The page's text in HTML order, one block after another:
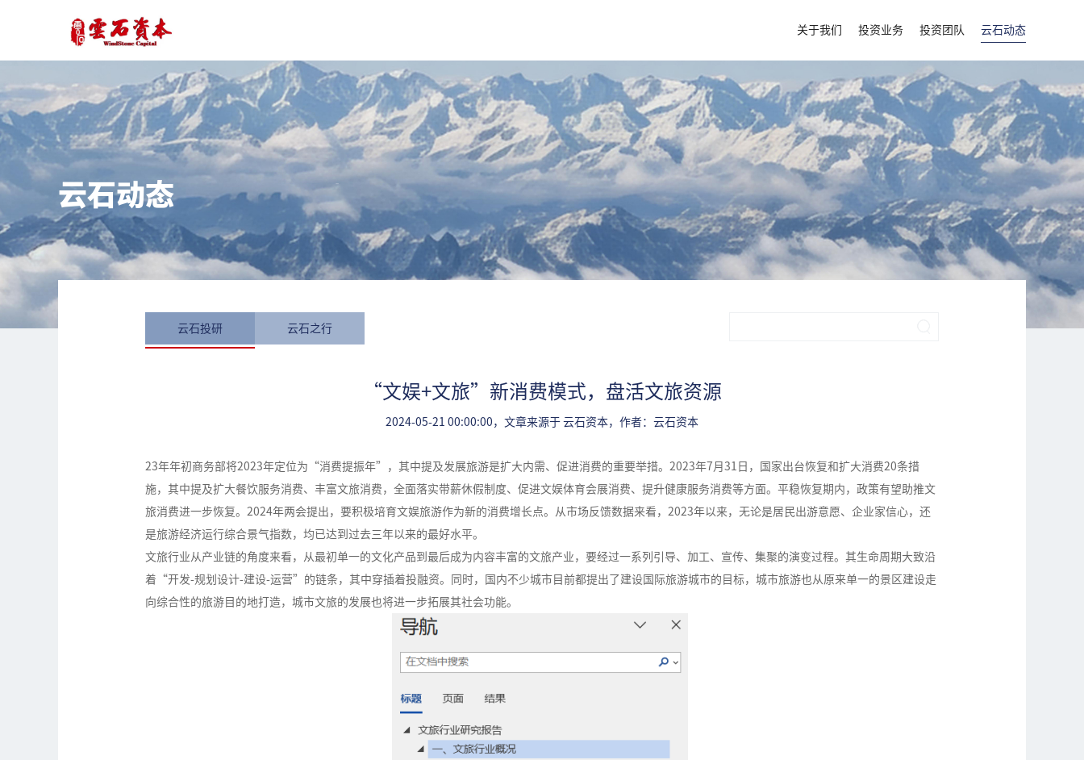
关于我们 投资业务 投资团队 云石动态
云石动态
云石投研 云石之行
“文娱+文旅”新消费模式，盘活文旅资源
2024-05-21 00:00:00，文章来源于 云石资本，作者：云石资本
23年年初商务部将2023年定位为“消费提振年”，其中提及发展旅游是扩大内需、促进消费的重要举措。2023年7月31日，国家出台恢复和扩大消费20条措
施，其中提及扩大餐饮服务消费、丰富文旅消费，全面落实带薪休假制度、促进文娱体育会展消费、提升健康服务消费等方面。平稳恢复期内，政策有望助推文
旅消费进一步恢复。2024年两会提出，要积极培育文娱旅游作为新的消费增长点。从市场反馈数据来看，2023年以来，无论是居民出游意愿、企业家信心，还
是旅游经济运行综合景气指数，均已达到过去三年以来的最好水平。
文旅行业从产业链的角度来看，从最初单一的文化产品到最后成为内容丰富的文旅产业，要经过一系列引导、加工、宣传、集聚的演变过程。其生命周期大致沿
着“开发-规划设计-建设-运营”的链条，其中穿插着投融资。同时，国内不少城市目前都提出了建设国际旅游城市的目标，城市旅游也从原来单一的景区建设走
向综合性的旅游目的地打造，城市文旅的发展也将进一步拓展其社会功能。